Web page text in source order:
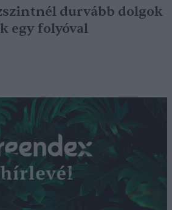
durvább dolgok
egy folyóval